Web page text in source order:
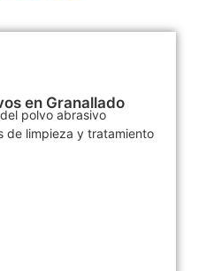
en Granallado
polvo abrasivo
de limpieza y tratamiento